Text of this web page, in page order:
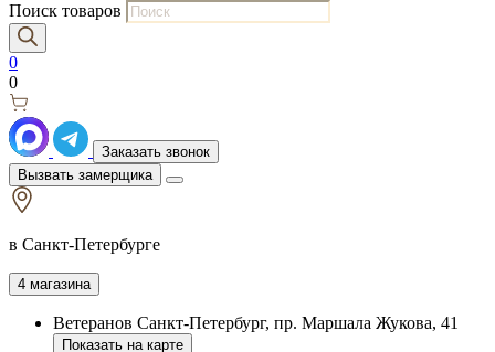
Поиск товаров
0
0
Заказать звонок
Вызвать замерщика
в Санкт-Петербурге
4 магазина
Ветеранов Санкт-Петербург, пр. Маршала Жукова, 41
Показать на карте